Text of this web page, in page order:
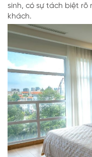
sinh, có sự tách biệt
khách.